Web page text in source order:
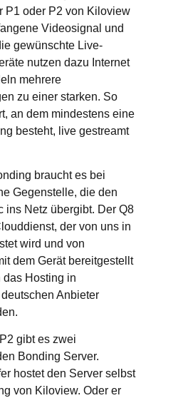
P1 oder P2 von Kiloview
Videosignal und
gewünschte Live-
nutzen dazu Internet
mehrere
zu einer starken. So
an dem mindestens eine
besteht, live gestreamt
braucht es bei
Gegenstelle, die den
ins Netz übergibt. Der Q8
der von uns in
wird und von
dem Gerät bereitgestellt
das Hosting in
Anbieter
gibt es zwei
Bonding Server.
hostet den Server selbst
von Kiloview. Oder er